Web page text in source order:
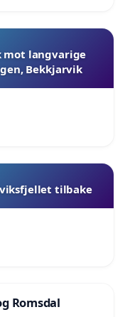
mot langvarige
Bekkjarvik
tilbake
Romsdal